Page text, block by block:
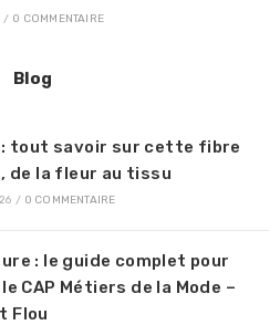
/ 0 COMMENTAIRE
Blog
: tout savoir sur cette fibre
de la fleur au tissu
/ 0 COMMENTAIRE
: le guide complet pour
CAP Métiers de la Mode –
Flou